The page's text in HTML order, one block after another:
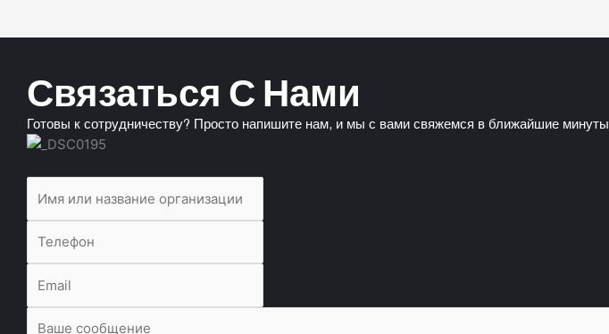
Связаться С Нами
Готовы к сотрудничеству? Просто напишите нам, и мы с вами свяжемся в ближайшие минуты.